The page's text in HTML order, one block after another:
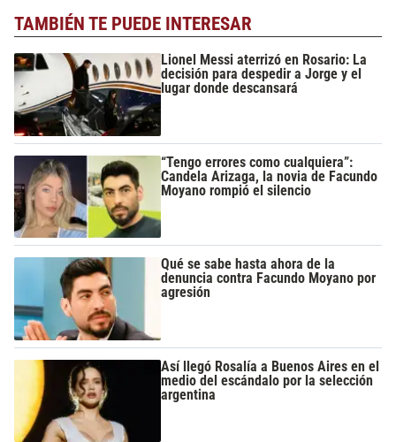
TAMBIÉN TE PUEDE INTERESAR
Lionel Messi aterrizó en Rosario: La
decisión para despedir a Jorge y el
lugar donde descansará
“Tengo errores como cualquiera”:
Candela Arizaga, la novia de Facundo
Moyano rompió el silencio
Qué se sabe hasta ahora de la
denuncia contra Facundo Moyano por
agresión
Así llegó Rosalía a Buenos Aires en el
medio del escándalo por la selección
argentina